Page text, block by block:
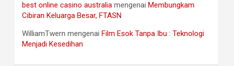
best online casino australia mengenai Membungkam
Cibiran Keluarga Besar, FTASN
WilliamTwern mengenai Film Esok Tanpa Ibu : Teknologi
Menjadi Kesedihan